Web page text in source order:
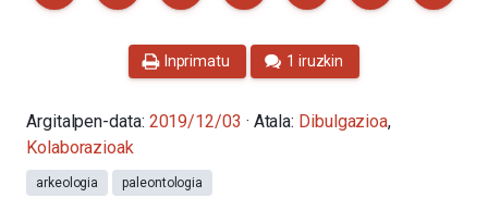
Inprimatu 1 iruzkin
Argitalpen-data: 2019/12/03 · Atala: Dibulgazioa,
Kolaborazioak
arkeologia paleontologia